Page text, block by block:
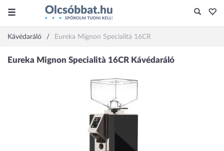
Kávédaráló Eureka Mignon Specialità 16CR